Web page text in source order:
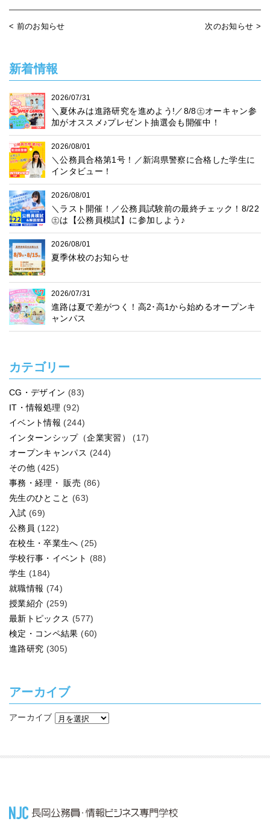
< 前のお知らせ 次のお知らせ >
新着情報
2026/07/31
＼夏休みは進路研究を進めよう!／8/8㊏オーキャン参
加がオススメ♪プレゼント抽選会も開催中！
2026/08/01
＼公務員合格第1号！／新潟県警察に合格した学生に
インタビュー！
2026/08/01
＼ラスト開催！／公務員試験前の最終チェック！8/22
㊏は【公務員模試】に参加しよう♪
2026/08/01
夏季休校のお知らせ
2026/07/31
進路は夏で差がつく！高2･高1から始めるオープンキ
ャンパス
カテゴリー
CG・デザイン (83)
IT・情報処理 (92)
イベント情報 (244)
インターンシップ（企業実習）
(17)
オープンキャンパス (244)
その他 (425)
事務・経理・ 販売 (86)
先生のひとこと (63)
入試 (69)
公務員 (122)
在校生・卒業生へ (25)
学校行事・イベント (88)
学生 (184)
就職情報 (74)
授業紹介 (259)
最新トピックス (577)
検定・コンペ結果 (60)
進路研究 (305)
アーカイブ
アーカイブ